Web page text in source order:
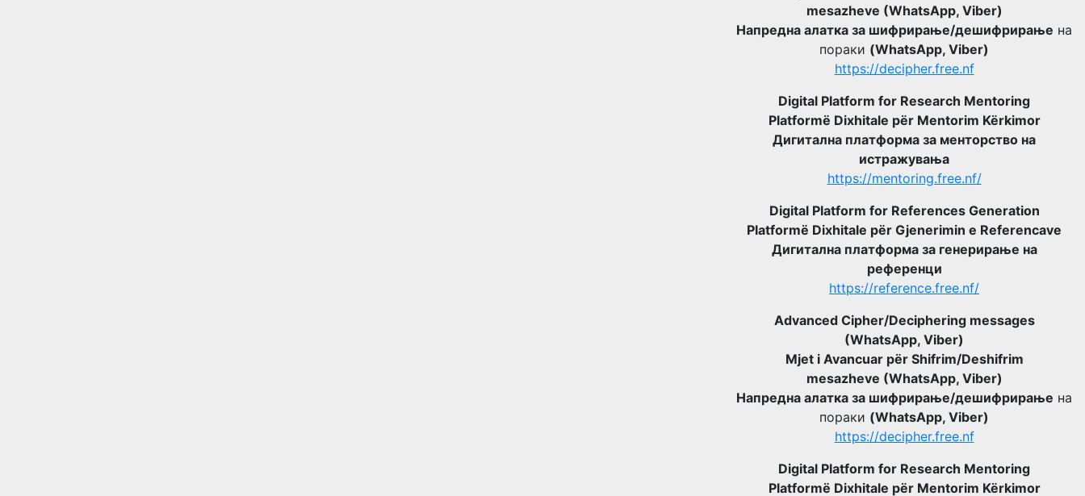
mesazheve (WhatsApp, Viber)
Напредна алатка за шифрирање/дешифрирање на
пораки (WhatsApp, Viber)
https://decipher.free.nf
Digital Platform for Research Mentoring
Platformë Dixhitale për Mentorim Kërkimor
Дигитална платформа за менторство на
истражувања
https://mentoring.free.nf/
Digital Platform for References Generation
Platformë Dixhitale për Gjenerimin e Referencave
Дигитална платформа за генерирање на
референци
https://reference.free.nf/
Advanced Cipher/Deciphering messages
(WhatsApp, Viber)
Mjet i Avancuar për Shifrim/Deshifrim
mesazheve (WhatsApp, Viber)
Напредна алатка за шифрирање/дешифрирање на
пораки (WhatsApp, Viber)
https://decipher.free.nf
Digital Platform for Research Mentoring
Platformë Dixhitale për Mentorim Kërkimor